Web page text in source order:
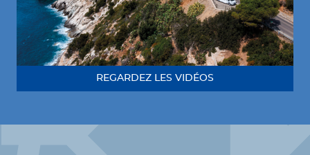
REGARDEZ LES VIDÉOS